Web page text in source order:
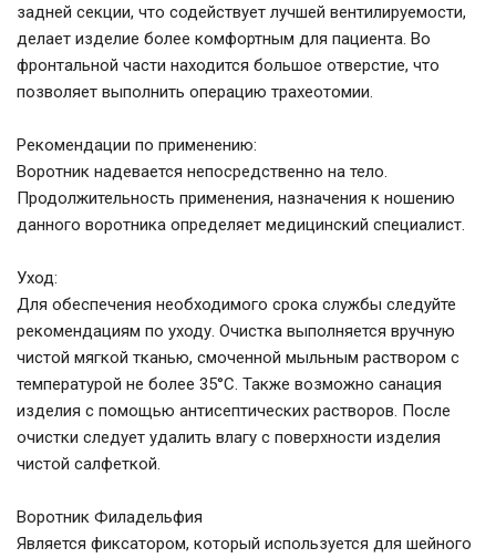
задней секции, что содействует лучшей вентилируемости,
делает изделие более комфортным для пациента. Во
фронтальной части находится большое отверстие, что
позволяет выполнить операцию трахеотомии.
Рекомендации по применению:
Воротник надевается непосредственно на тело.
Продолжительность применения, назначения к ношению
данного воротника определяет медицинский специалист.
Уход:
Для обеспечения необходимого срока службы следуйте
рекомендациям по уходу. Очистка выполняется вручную
чистой мягкой тканью, смоченной мыльным раствором с
температурой не более 35°С. Также возможно санация
изделия с помощью антисептических растворов. После
очистки следует удалить влагу с поверхности изделия
чистой салфеткой.
Воротник Филадельфия
Является фиксатором, который используется для шейного